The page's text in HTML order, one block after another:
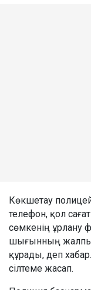
Көкшетау
телефон, қол
сөмкенің ұрлану
шығынның жалпы
құрады, деп
сілтеме жасап.